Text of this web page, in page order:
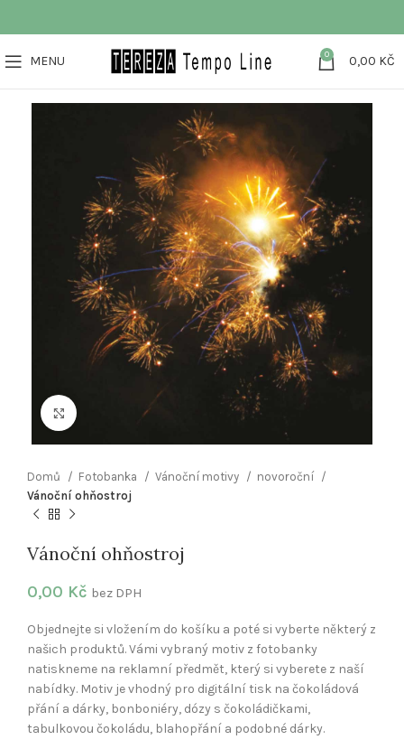
MENU 0 0,00 KČ
Klikněte pro zvětšení
Domů Fotobanka Vánoční motivy
novoroční
Vánoční ohňostroj
Vánoční ohňostroj
0,00 Kč bez DPH
Objednejte si vložením do košíku a poté si vyberte některý z
našich produktů. Vámi vybraný motiv z fotobanky
natiskneme na reklamní předmět, který si vyberete z naší
nabídky. Motiv je vhodný pro digitální tisk na čokoládová
přání a dárky, bonboniéry, dózy s čokoládičkami,
tabulkovou čokoládu, blahopřání a podobné dárky.